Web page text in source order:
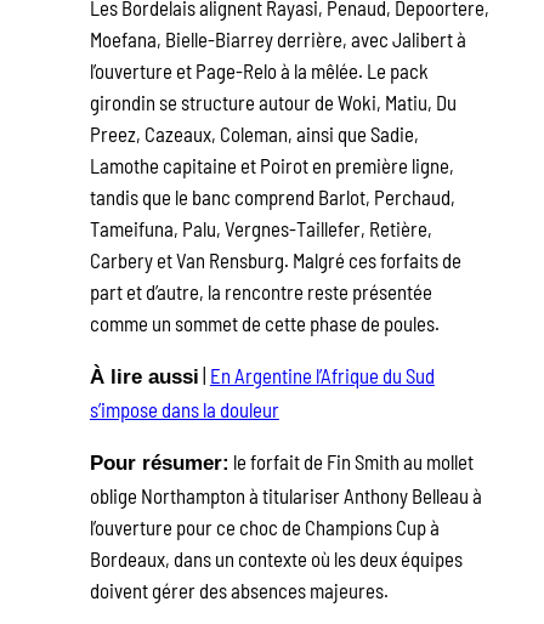
Les Bordelais alignent Rayasi, Penaud, Depoortere,
Moefana, Bielle-Biarrey derrière, avec Jalibert à
l’ouverture et Page-Relo à la mêlée. Le pack
girondin se structure autour de Woki, Matiu, Du
Preez, Cazeaux, Coleman, ainsi que Sadie,
Lamothe capitaine et Poirot en première ligne,
tandis que le banc comprend Barlot, Perchaud,
Tameifuna, Palu, Vergnes-Taillefer, Retière,
Carbery et Van Rensburg. Malgré ces forfaits de
part et d’autre, la rencontre reste présentée
comme un sommet de cette phase de poules.
À lire aussi En Argentine l’Afrique du Sud
s’impose dans la douleur
Pour résumer: le forfait de Fin Smith au mollet
oblige Northampton à titulariser Anthony Belleau à
l’ouverture pour ce choc de Champions Cup à
Bordeaux, dans un contexte où les deux équipes
doivent gérer des absences majeures.